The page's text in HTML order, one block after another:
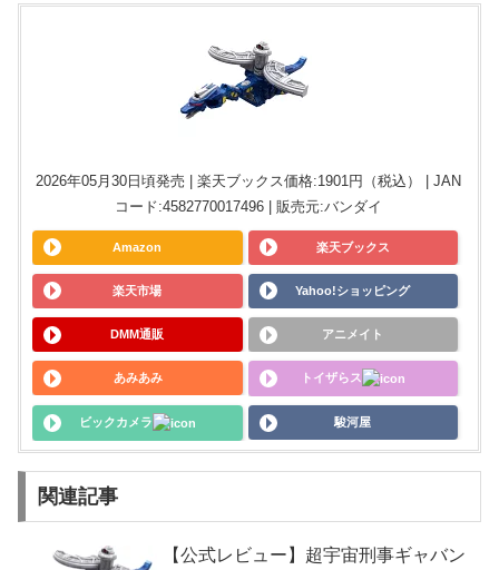
2026年05月30日頃発売 | 楽天ブックス価格:1901円（税込） | JAN
コード:4582770017496 | 販売元:バンダイ
Amazon 楽天ブックス
楽天市場 Yahoo!ショッピング
DMM通販 アニメイト
あみあみ トイザらス
ビックカメラ 駿河屋
関連記事
【公式レビュー】超宇宙刑事ギャバン